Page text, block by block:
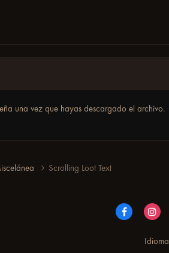
una vez que hayas descargado el archivo.
Scrolling Loot Text
Idioma